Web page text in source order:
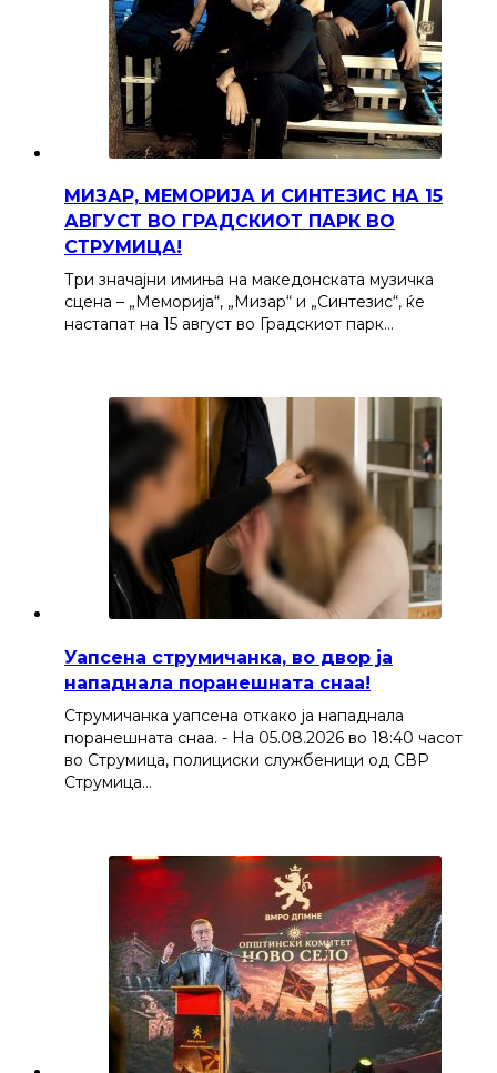
МИЗАР, МЕМОРИЈА И СИНТЕЗИС НА 15
АВГУСТ ВО ГРАДСКИОТ ПАРК ВО
СТРУМИЦА!
Три значајни имиња на македонската музичка
сцена – „Меморија“, „Мизар“ и „Синтезис“, ќе
настапат на 15 август во Градскиот парк…
Уапсена струмичанка, во двор ја
нападнала поранешната снаа!
Струмичанка уапсена откако ја нападнала
поранешната снаа. - На 05.08.2026 во 18:40 часот
во Струмица, полициски службеници од СВР
Струмица…